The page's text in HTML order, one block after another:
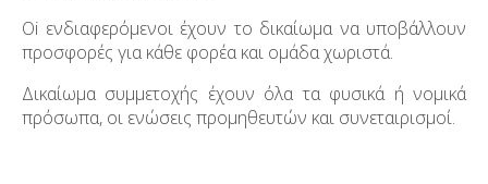
Οi ενδιαφερόμενοι έχουν το δικαίωμα να υποβάλλουν
προσφορές για κάθε φορέα και ομάδα χωριστά.
Δικαίωμα συμμετοχής έχουν όλα τα φυσικά ή νομικά
πρόσωπα, οι ενώσεις προμηθευτών και συνεταιρισμοί.